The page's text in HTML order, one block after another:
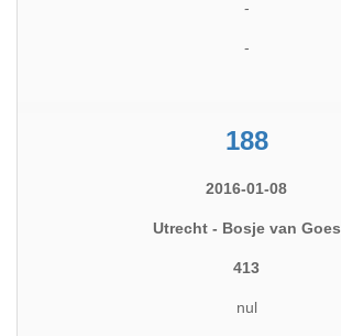
-
-
188
2016-01-08
Utrecht - Bosje van Goes
413
nul